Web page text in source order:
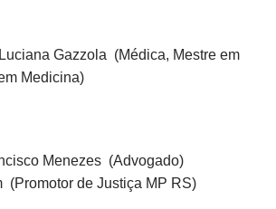
Gazzola (Médica, Mestre em
Medicina)
Menezes (Advogado)
(Promotor de Justiça MP RS)